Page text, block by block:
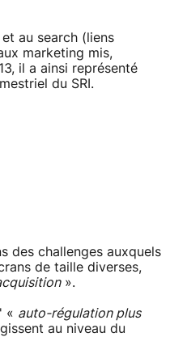
au search (liens
marketing mis,
il a ainsi représenté
du SRI.
des challenges auxquels
de taille diverses,
».
« auto-régulation plus
au niveau du